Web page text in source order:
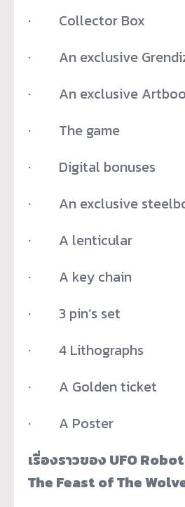
· Collector Box
· An exclusive
· An exclusive
· The game
· Digital bonuses
· An exclusive
· A lenticular
· A key chain
· 3 pin’s set
· 4 Lithographs
· A Golden ticket
· A Poster
เรื่องราวของ UFO
The Feast of The